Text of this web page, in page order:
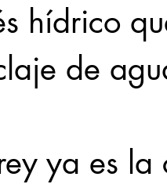
hídrico
de
ya es